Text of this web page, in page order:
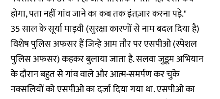
होगा, पता नहीं गांव जाने का कब तक इंतज़ार करना पड़े."
35 साल के सूर्या माड़वी (सुरक्षा कारणों से नाम बदल दिया है)
विशेष पुलिस अफसर हैं जिन्हे आम तौर पर एसपीओ (स्पेशल
पुलिस अफसर) कहकर बुलाया जाता है. सलवा जुडूम अभियान
के दौरान बहुत से गांव वाले और आत्म-समर्पण कर चुके
नक्सलियों को एसपीओ का दर्जा दिया गया था. एसपीओ का